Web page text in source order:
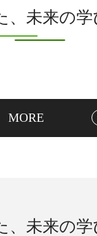
、未来の学
MORE
、未来の学